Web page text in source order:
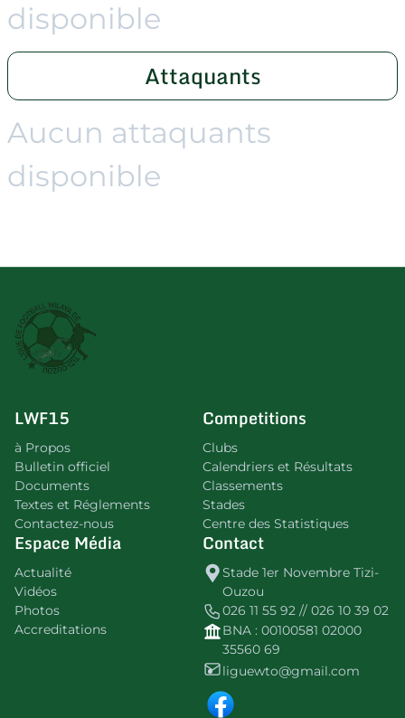
disponible
Attaquants
Aucun attaquants
disponible
LWF15
à Propos
Bulletin officiel
Documents
Textes et Réglements
Contactez-nous
Competitions
Clubs
Calendriers et Résultats
Classements
Stades
Centre des Statistiques
Espace Média
Actualité
Vidéos
Photos
Accreditations
Contact
Stade 1er Novembre Tizi-
Ouzou
026 11 55 92 // 026 10 39 02
BNA : 00100581 02000
35560 69
liguewto@gmail.com